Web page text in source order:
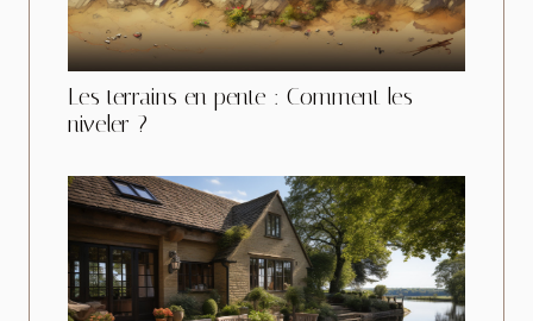
Les terrains en pente : Comment les
niveler ?